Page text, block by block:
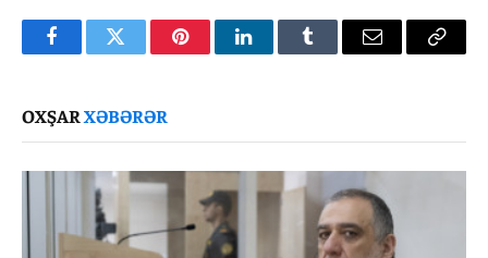
FacebookTwitter PinterestLinkedInTumblr Email
Copy
OXŞARXƏBƏRƏR